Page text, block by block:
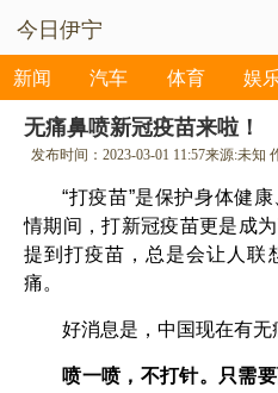
今日伊宁
新闻 汽车 体育 娱
无痛鼻喷新冠疫苗来啦！
发布时间：2023-03-01 11:57来源:未知
“打疫苗”是保护身体健
情期间，打新冠疫苗更是成
提到打疫苗，总是会让人联
痛。
好消息是，中国现在有无
喷一喷，不打针。只需